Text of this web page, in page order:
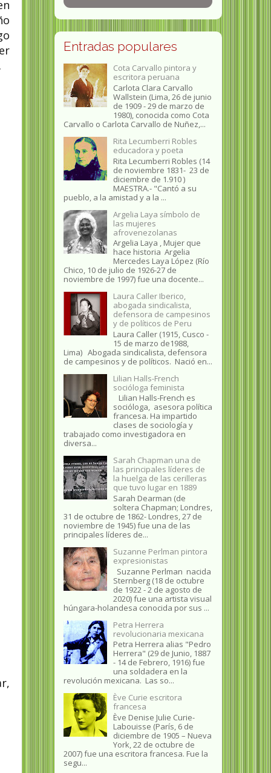
Entradas populares
Cota Carvallo pintora y
escritora peruana
Carlota Clara Carvallo
Wallstein (Lima, 26 de junio
de 1909 - 29 de marzo de
1980), conocida como Cota
Carvallo o Carlota Carvallo de Nuñez,...
Rita Lecumberri Robles
educadora y poeta
Rita Lecumberri Robles (14
de noviembre 1831- 23 de
diciembre de 1.910 )
MAESTRA.- "Cantó a su
pueblo, a la amistad y a la ...
Argelia Laya símbolo de
las mujeres
afrovenezolanas
Argelia Laya , Mujer que
hace historia Argelia
Mercedes Laya López (Río
Chico, 10 de julio de 1926-27 de
noviembre de 1997) fue una docente...
Laura Caller Iberico,
abogada sindicalista,
defensora de campesinos
y de políticos de Peru
Laura Caller (1915, Cusco -
15 de marzo de1988,
Lima) Abogada sindicalista, defensora
de campesinos y de políticos. Nació en...
Lilian Halls-French
socióloga feminista
Lilian Halls-French es
socióloga, asesora política
francesa. Ha impartido
clases de sociología y
trabajado como investigadora en
diversa...
Sarah Chapman una de
las principales líderes de
la huelga de las cerilleras
que tuvo lugar en 1889
Sarah Dearman (de
soltera Chapman; Londres,
31 de octubre de 1862​- Londres, 27 de
noviembre de 1945)​ fue una de las
principales líderes de...
Suzanne Perlman pintora
expresionistas
Suzanne Perlman nacida
Sternberg (18 de octubre
de 1922 - 2 de agosto de
2020) fue una artista visual
húngara-holandesa conocida por sus ...
Petra Herrera
revolucionaria mexicana
Petra Herrera alias "Pedro
Herrera" (29 de Junio, 1887
- 14 de Febrero, 1916) fue
una soldadera en la
revolución mexicana. Las so...
Ève Curie escritora
francesa
Ève Denise Julie Curie-
Labouisse (París, 6 de
diciembre de 1905 – Nueva
York, 22 de octubre de
2007) fue una escritora francesa. Fue la
segu...